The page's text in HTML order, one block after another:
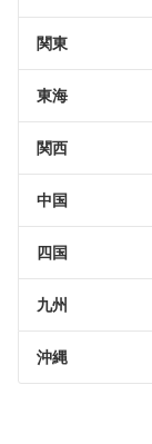
関東
東海
関西
中国
四国
九州
沖縄